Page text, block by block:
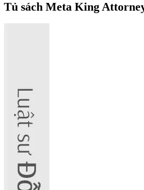
Tủ sách Meta King